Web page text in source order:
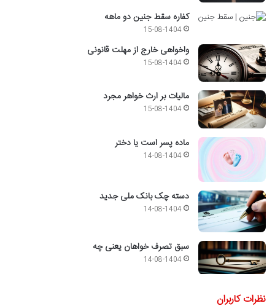
کفاره سقط جنین دو ماهه
15-08-1404
واخواهی خارج از مهلت قانونی
15-08-1404
مالیات بر ارث خواهر مجرد
15-08-1404
ماده پسر است یا دختر
14-08-1404
دسته چک بانک ملی جدید
14-08-1404
سبق تصرف خواهان یعنی چه
14-08-1404
نظرات کاربران